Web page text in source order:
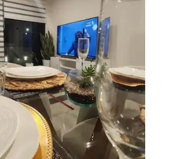
5, 251 recenzii